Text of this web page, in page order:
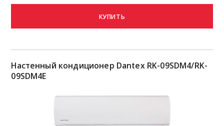
КУПИТЬ
Настенный кондиционер Dantex RK-09SDM4/RK-
09SDM4Е